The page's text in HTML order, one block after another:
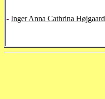
- Inger Anna Cathrina Højgaard